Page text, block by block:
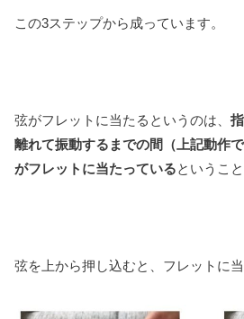
この3ステップから成っています。
弦がフレットに当たるというのは、
離れて振動するまでの間（上記動作
がフレットに当たっているということ
弦を上から押し込むと、フレットに当